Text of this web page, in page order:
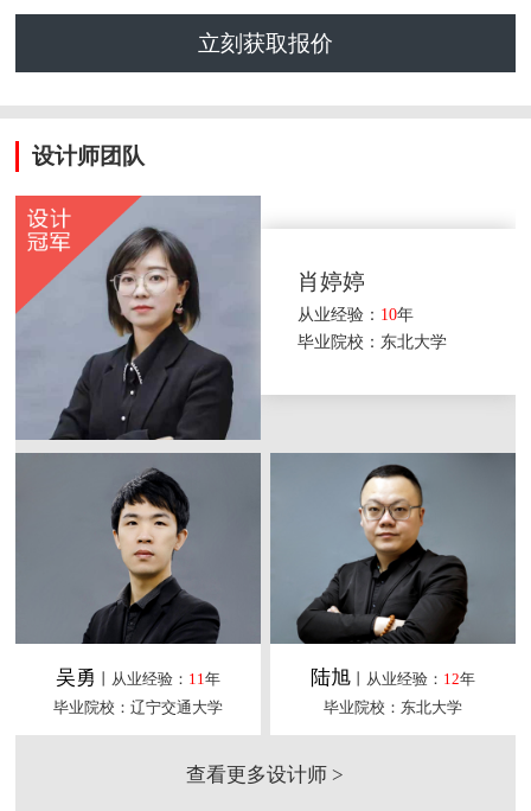
立刻获取报价
设计师团队
肖婷婷
从业经验： 10年
毕业院校：东北大学
吴勇 丨从业经验： 11年
毕业院校：辽宁交通大学
陆旭丨从业经验： 12年
毕业院校：东北大学
查看更多设计师 >